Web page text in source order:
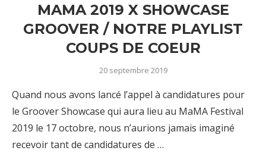
MAMA 2019 X SHOWCASE
GROOVER / NOTRE PLAYLIST
COUPS DE COEUR
20 septembre 2019
Quand nous avons lancé l’appel à candidatures pour
le Groover Showcase qui aura lieu au MaMA Festival
2019 le 17 octobre, nous n’aurions jamais imaginé
recevoir tant de candidatures de …